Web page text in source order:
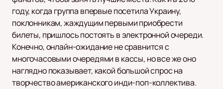
году, когда группа впервые посетила Украину,
поклонникам, жаждущим первыми приобрести
билеты, пришлось постоять в электронной очереди.
Конечно, онлайн-ожидание не сравнится с
многочасовыми очередями в кассы, но все же оно
наглядно показывает, какой большой спрос на
творчество американского инди-поп-коллектива.